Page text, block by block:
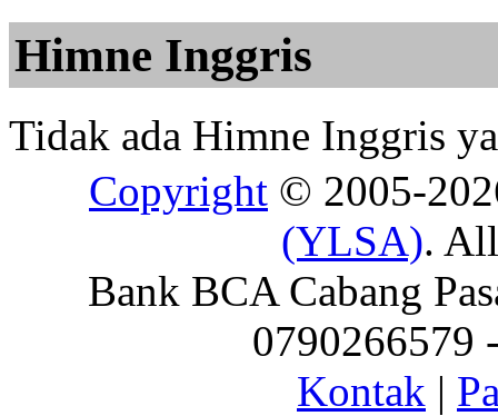
Himne Inggris
Tidak ada Himne Inggris
Copyright © 2005-
(YLSA).
Bank BCA Cabang
0790266579
Kontak |